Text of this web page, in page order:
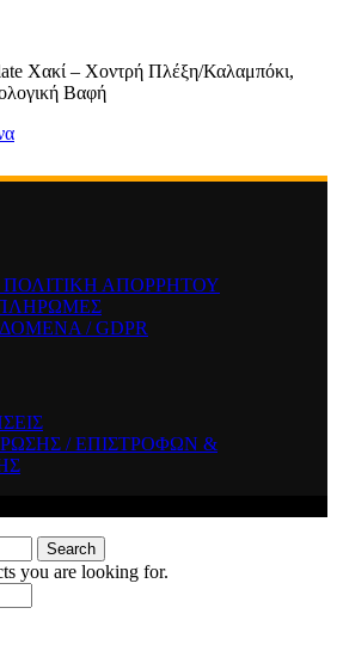
Χακί – Χοντρή Πλέξη/Καλαμπόκι,
Βαφή
ΠΟΛΙΤΙΚΗ ΑΠΟΡΡΗΤΟΥ
/ GDPR
/ ΕΠΙΣΤΡΟΦΩΝ &
Search
you are looking for.